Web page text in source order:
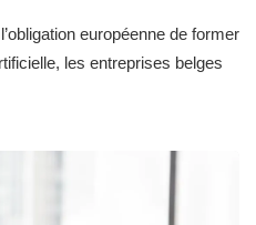
européenne de former
les entreprises belges